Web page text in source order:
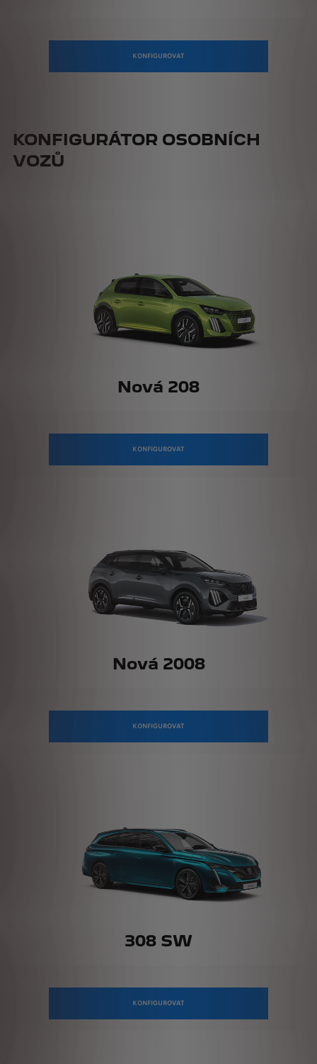
KONFIGUROVAT
KONFIGURÁTOR OSOBNÍCH
VOZŮ
Nová 208
KONFIGUROVAT
Nová 2008
KONFIGUROVAT
308 SW
KONFIGUROVAT